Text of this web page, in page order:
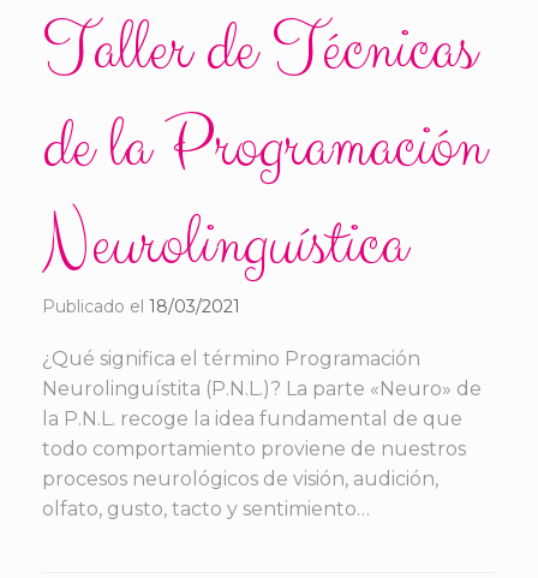
Taller de Técnicas
de la Programación
Neurolinguística
Publicado el 18/03/2021
¿Qué significa el término Programación
Neurolinguístita (P.N.L.)? La parte «Neuro» de
la P.N.L. recoge la idea fundamental de que
todo comportamiento proviene de nuestros
procesos neurológicos de visión, audición,
olfato, gusto, tacto y sentimiento…